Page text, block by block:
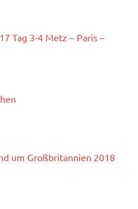
Tag 3-4 Metz – Paris –
um Großbritannien 2018